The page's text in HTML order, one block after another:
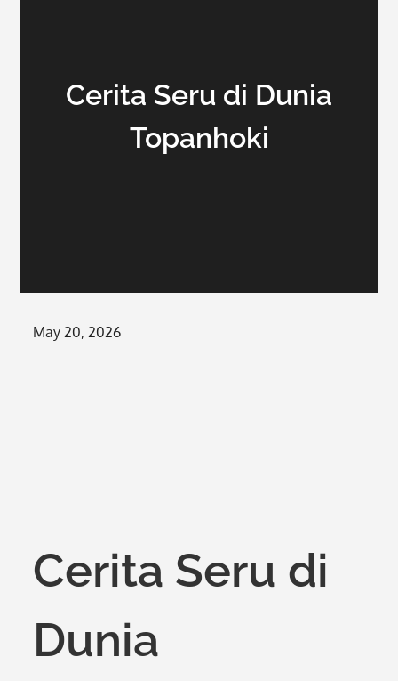
Cerita Seru di Dunia
Topanhoki
Posted
May 20, 2026
Cerita Seru di
Dunia